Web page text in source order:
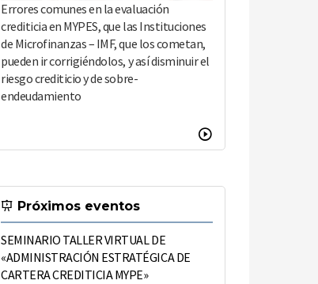
Errores comunes en la evaluación
crediticia en MYPES, que las Instituciones
de Microfinanzas – IMF, que los cometan,
pueden ir corrigiéndolos, y así disminuir el
riesgo crediticio y de sobre-
endeudamiento
Próximos eventos
SEMINARIO TALLER VIRTUAL DE
«ADMINISTRACIÓN ESTRATÉGICA DE
CARTERA CREDITICIA MYPE»